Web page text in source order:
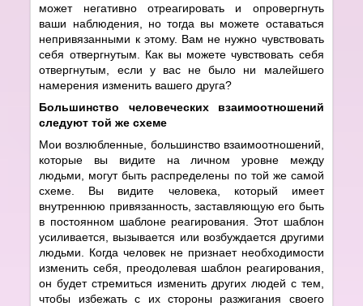
может негативно отреагировать и опровергнуть
ваши наблюдения, но тогда вы можете оставаться
непривязанными к этому. Вам не нужно чувствовать
себя отвергнутым. Как вы можете чувствовать себя
отвергнутым, если у вас не было ни малейшего
намерения изменить вашего друга?
Большинство человеческих взаимоотношений
следуют той же схеме
Мои возлюбленные, большинство взаимоотношений,
которые вы видите на личном уровне между
людьми, могут быть распределены по той же самой
схеме. Вы видите человека, который имеет
внутреннюю привязанность, заставляющую его быть
в постоянном шаблоне реагирования. Этот шаблон
усиливается, вызывается или возбуждается другими
людьми. Когда человек не признает необходимости
изменить себя, преодолевая шаблон реагирования,
он будет стремиться изменить других людей с тем,
чтобы избежать с их стороны разжигания своего